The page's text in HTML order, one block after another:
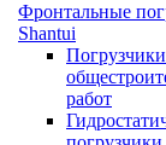
Фронтальные
Shantui
работ